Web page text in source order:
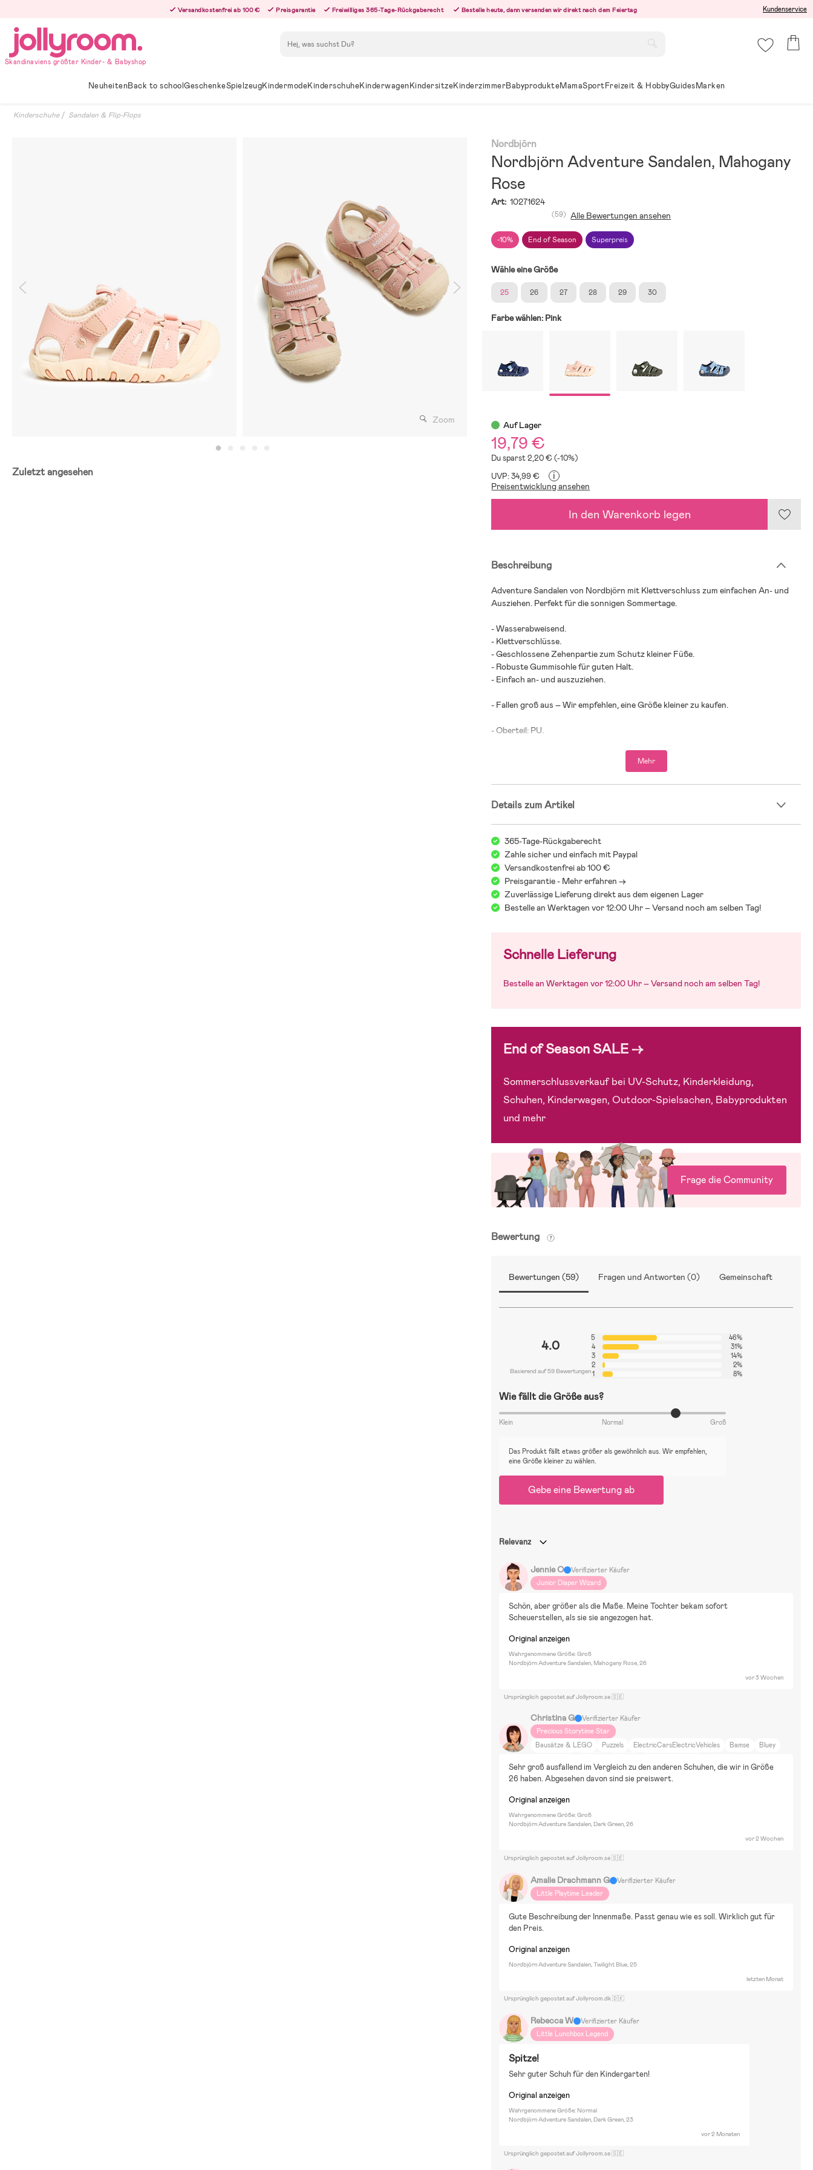
innehållet
Versandkostenfrei ab 100 € Preisgarantie Freiwilliges 365-Tage-Rückgaberecht Bestelle heute, dann versenden wir direkt nach dem Feiertag Kundenservice
Skandinaviens größter Kinder- & Babyshop
NeuheitenBack to schoolGeschenkeSpielzeugKindermodeKinderschuheKinderwagenKindersitzeKinderzimmerBabyprodukteMamaSportFreizeit & HobbyGuidesMarken
Kinderschuhe Sandalen & Flip-Flops
Zoom
Zuletzt angesehen
Nordbjörn
Nordbjörn Adventure Sandalen, Mahogany
Rose
Art: 10271624
-10% End of Season Superpreis
(59) Alle Bewertungen ansehen
Wähle eine Größe
25 26 27 28 29 30
Farbe wählen: Pink
Auf Lager
19,79 €
Du sparst 2,20 € (-10%)
UVP: 34,99 €
i
Preisentwicklung ansehen
In den Warenkorb legen
Beschreibung
Adventure Sandalen von Nordbjörn mit Klettverschluss zum einfachen An- und
Ausziehen. Perfekt für die sonnigen Sommertage.
- Wasserabweisend.
- Klettverschlüsse.
- Geschlossene Zehenpartie zum Schutz kleiner Füße.
- Robuste Gummisohle für guten Halt.
- Einfach an- und auszuziehen.
- Fallen groß aus – Wir empfehlen, eine Größe kleiner zu kaufen.
- Oberteil: PU.
Mehr
Details zum Artikel
365-Tage-Rückgaberecht
Zahle sicher und einfach mit Paypal
Versandkostenfrei ab 100 €
Preisgarantie - Mehr erfahren ->
Zuverlässige Lieferung direkt aus dem eigenen Lager
Bestelle an Werktagen vor 12:00 Uhr – Versand noch am selben Tag!
Schnelle Lieferung
Bestelle an Werktagen vor 12:00 Uhr – Versand noch am selben Tag!
End of Season SALE →
Sommerschlussverkauf bei UV-Schutz, Kinderkleidung,
Schuhen, Kinderwagen, Outdoor-Spielsachen, Babyprodukten
und mehr
Frage die Community
Bewertung
Bewertungen (59) Fragen und Antworten (0) Gemeinschaft
4.0
Basierend auf 59 Bewertungen
5
46%
4
31%
3
14%
2
2%
1
8%
Wie fällt die Größe aus?
Klein Normal Groß
Das Produkt fällt etwas größer als gewöhnlich aus. Wir empfehlen,
eine Größe kleiner zu wählen.
Gebe eine Bewertung ab
Relevanz
Jennie O
Verifizierter Käufer
Junior Diaper Wizard
Schön, aber größer als die Maße. Meine Tochter bekam sofort
Scheuerstellen, als sie sie angezogen hat.
Original anzeigen
Wahrgenommene Größe: Groß
Nordbjörn Adventure Sandalen, Mahogany Rose, 26
vor 3 Wochen
Ursprünglich gepostet auf Jollyroom.se 🇸🇪
Christina G
Verifizierter Käufer
Precious Storytime Star
Bausätze & LEGO
Puzzels ElectricCarsElectricVehicles Bamse
Bluey
SpongeBob Schwammkopf
Disney Spiderman
Film und Literatur
Sehr groß ausfallend im Vergleich zu den anderen Schuhen, die wir in Größe
26 haben. Abgesehen davon sind sie preiswert.
Original anzeigen
Wahrgenommene Größe: Groß
Nordbjörn Adventure Sandalen, Dark Green, 26
vor 2 Wochen
Ursprünglich gepostet auf Jollyroom.se 🇸🇪
Amalie Drachmann G
Verifizierter Käufer
Little Playtime Leader
Gute Beschreibung der Innenmaße. Passt genau wie es soll. Wirklich gut für
den Preis.
Original anzeigen
Nordbjörn Adventure Sandalen, Twilight Blue, 25
letzten Monat
Ursprünglich gepostet auf Jollyroom.dk 🇩🇰
Rebecca W
Verifizierter Käufer
Little Lunchbox Legend
Spitze!
Sehr guter Schuh für den Kindergarten!
Original anzeigen
Wahrgenommene Größe: Normal
Nordbjörn Adventure Sandalen, Dark Green, 23
vor 2 Monaten
Ursprünglich gepostet auf Jollyroom.se 🇸🇪